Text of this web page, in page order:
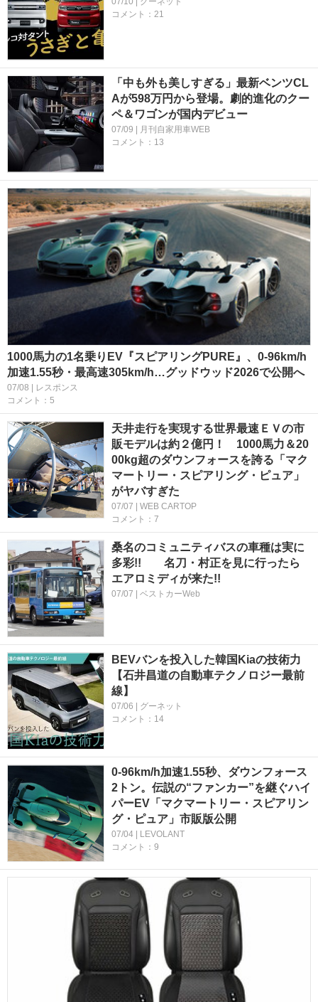
コメント：21
「中も外も美しすぎる」最新ベンツCL
Aが598万円から登場。劇的進化のクー
ペ＆ワゴンが国内デビュー
07/09 | 月刊自家用車WEB
コメント：13
1000馬力の1名乗りEV『スピアリングPURE』、0‐96km/h
加速1.55秒・最高速305km/h…グッドウッド2026で公開へ
07/08 | レスポンス
コメント：5
天井走行を実現する世界最速ＥＶの市
販モデルは約２億円！ 1000馬力＆20
00kg超のダウンフォースを誇る「マク
マートリー・スピアリング・ピュア」
がヤバすぎた
07/07 | WEB CARTOP
コメント：7
桑名のコミュニティバスの車種は実に
多彩!! 名刀・村正を見に行ったら
エアロミディが来た!!
07/07 | ベストカーWeb
BEVバンを投入した韓国Kiaの技術力
【石井昌道の自動車テクノロジー最前
線】
07/06 | グーネット
コメント：14
0-96km/h加速1.55秒、ダウンフォース
2トン。伝説の“ファンカー”を継ぐハイ
パーEV「マクマートリー・スピアリン
グ・ピュア」市販版公開
07/04 | LEVOLANT
コメント：9